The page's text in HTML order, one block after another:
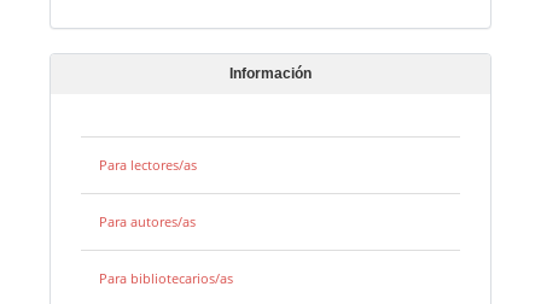
Información
Para lectores/as
Para autores/as
Para bibliotecarios/as